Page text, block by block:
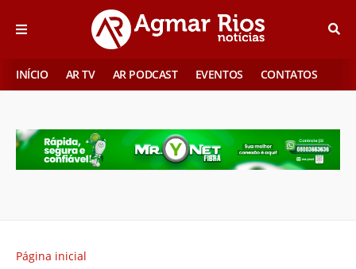
INÍCIO AR TV AR PODCAST EVENTOS CONTATOS
Página inicial